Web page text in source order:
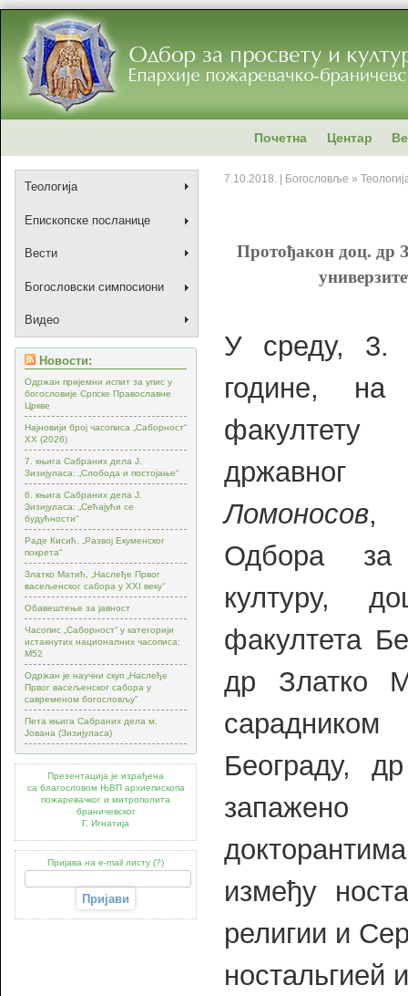
Почетна Центар
Теологија
Епископске посланице
Вести
Богословски симпосиони
Видео
Новости:
Одржан пријемни испит за упис у
богословије Српске Православне
Цркве
Најновији број часописа „Саборност“
XX (2026)
7. књига Сабраних дела Ј.
Зизијуласа: „Слобода и постојање“
6. књига Сабраних дела Ј.
Зизијуласа: „Сећајући се
будућности“
Раде Кисић, „Развој Екуменског
покрета“
Златко Матић, „Наслеђе Првог
васељенског сабора у XXI веку“
Обавештење за јавност
Часопис „Саборност“ у категорији
истакнутих националних часописа:
М52
Одржан је научни скуп „Наслеђе
Првог васељенског сабора у
савременом богословљу“
Пета књига Сабраних дела м.
Јована (Зизијуласа)
Презентација је израђена
са благословом ЊВП архиепископа
пожаревачког и митрополита
браничевског
Г. Игнатија
Пријава на e-mail листу (?)
7.10.2018. | Богословље »
Протођакон доц. др
У среду, 3.
године, на
државног
Ломоносов,
Одбора
културу,
факултета
др Златко
Београду,
између
религии и
ностальгией